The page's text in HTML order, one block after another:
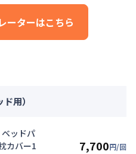
詳細
用）
税抜)
抜）
ーターはこちら
用）
ッドパ
カバー1
7,700円/回